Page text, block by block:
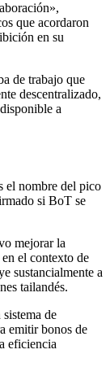
que acordaron
en su
de trabajo que
descentralizado,
a
el nombre del pico
si BoT se
mejorar la
el contexto de
sustancialmente a
tailandés.
de
emitir bonos de
eficiencia